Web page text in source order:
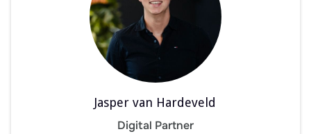
Jasper van Hardeveld
Digital Partner